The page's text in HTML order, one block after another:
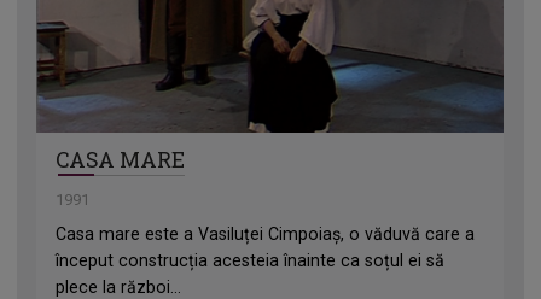
CASA MARE
1991
Casa mare este a Vasiluței Cimpoiaș, o văduvă care a
început construcția acesteia înainte ca soțul ei să
plece la război...